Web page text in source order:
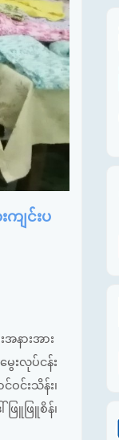
ျင်းပ
ားအား
းလုပ်ငန်း
င်းသိန်း၊
ြူဖြူစိန်၊